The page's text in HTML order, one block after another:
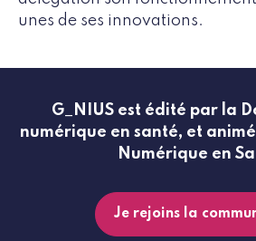
unes de ses innovations.
G_NIUS est édité par la
numérique en santé, et
Numérique en
Je rejoins la